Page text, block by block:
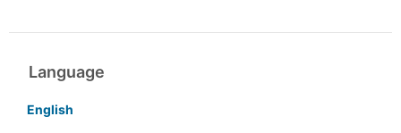
Language
English